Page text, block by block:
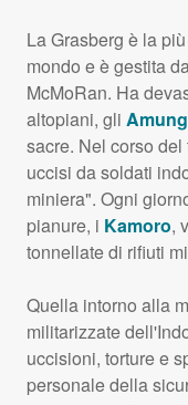
La Grasberg è la
mondo e è gestita
McMoRan. Ha
altopiani, gli
sacre. Nel corso
uccisi da soldati
miniera". Ogni
pianure, i Kamoro,
tonnellate di rifiuti
Quella intorno alla
militarizzate
uccisioni, torture e
personale della